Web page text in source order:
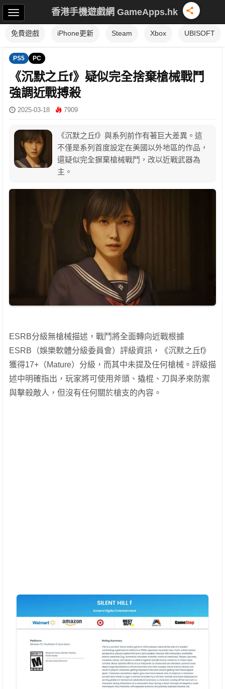
香港手機遊戲網 GameApps.hk
免費遊戲 iPhone更新 Steam Xbox UBISOFT
PS5 PC
《沉默之丘f》疑似完全捨棄槍械戰鬥
強調近戰搏殺
2025-03-18 7909
《沉默之丘f》與系列前作有著巨大差異。這
不僅是系列首度設定在美國以外地區的作品，
還疑似完全摒棄槍械戰鬥，改以近戰武器為
主。
ESRB分級無槍械描述，戰鬥將全面轉向近戰根據
ESRB（娛樂軟體分級委員會）評級資訊，《沉默之丘f》
獲得17+（Mature）分級，而其中未提及任何槍械。評級描
述中明確指出，玩家將可使用斧頭、撬棍、刀與矛來防禦
與擊殺敵人，但沒有任何關於槍支的內容。